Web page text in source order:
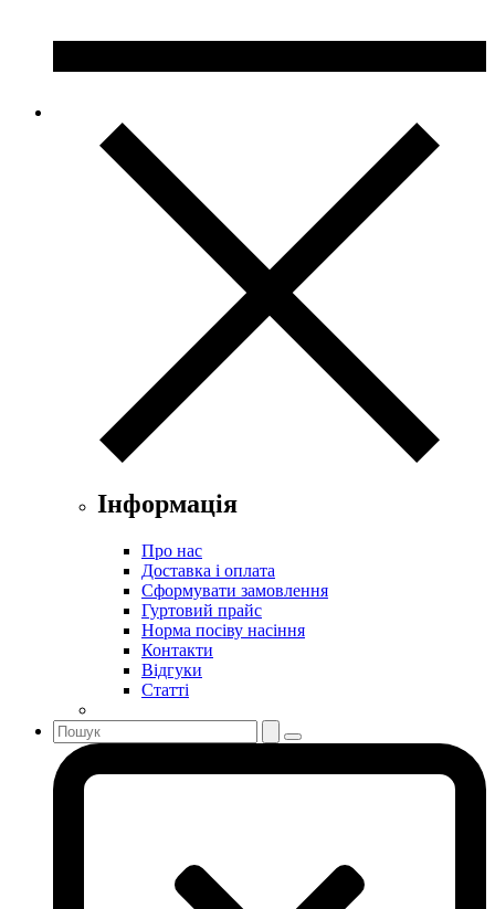
Інформація
Про нас
Доставка і оплата
Сформувати замовлення
Гуртовий прайс
Норма посіву насіння
Контакти
Відгуки
Статті